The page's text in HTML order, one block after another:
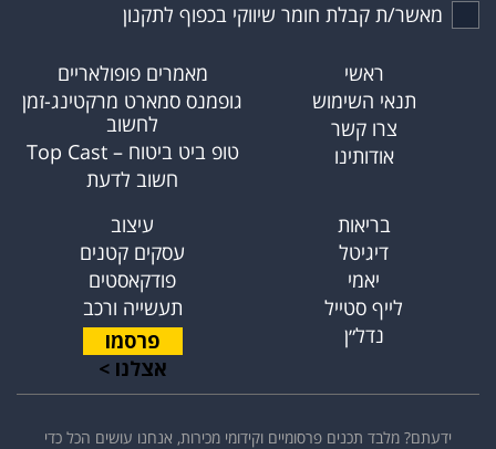
מאשר/ת קבלת חומר שיווקי בכפוף לתקנון
ראשי
תנאי השימוש
צרו קשר
אודותינו
מאמרים פופולאריים
גופמנס סמארט מרקטינג-זמן
לחשוב
טופ ביט ביטוח – Top Cast
חשוב לדעת
בריאות
דיגיטל
יאמי
לייף סטייל
נדל״ן
עיצוב
עסקים קטנים
פודקאסטים
תעשייה ורכב
פרסמו
אצלנו >
ידעתם? מלבד תכנים פרסומיים וקידומי מכירות, אנחנו עושים הכל כדי